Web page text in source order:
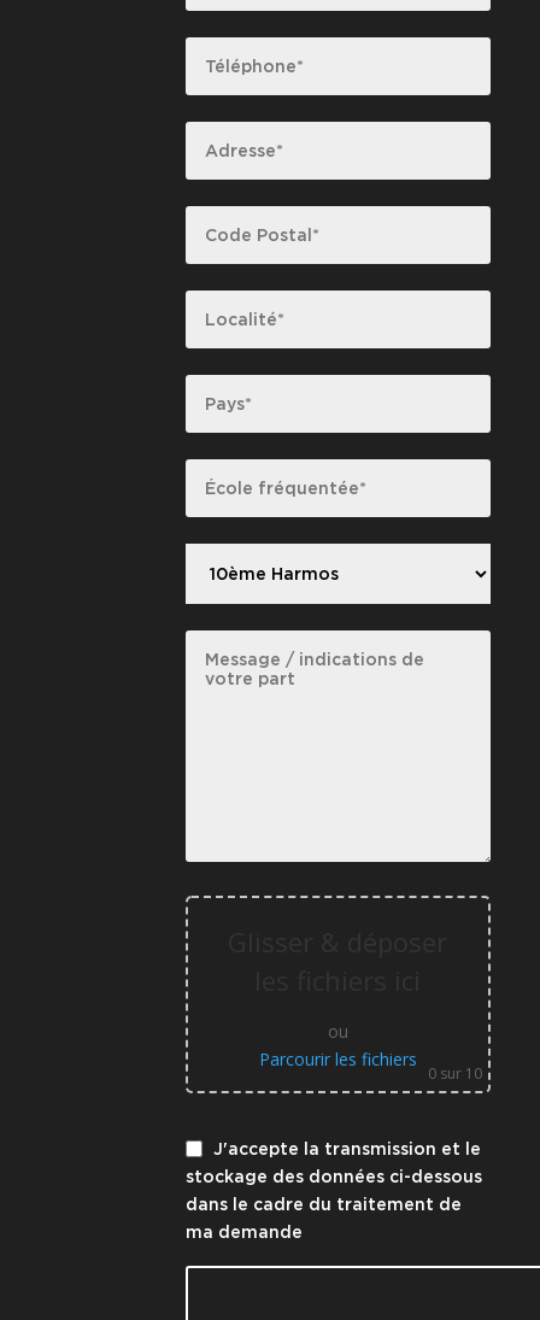
ou
Parcourir les fichiers
0sur 10
J'accepte la transmission et le
stockage des données ci-dessous
dans le cadre du traitement de
ma demande